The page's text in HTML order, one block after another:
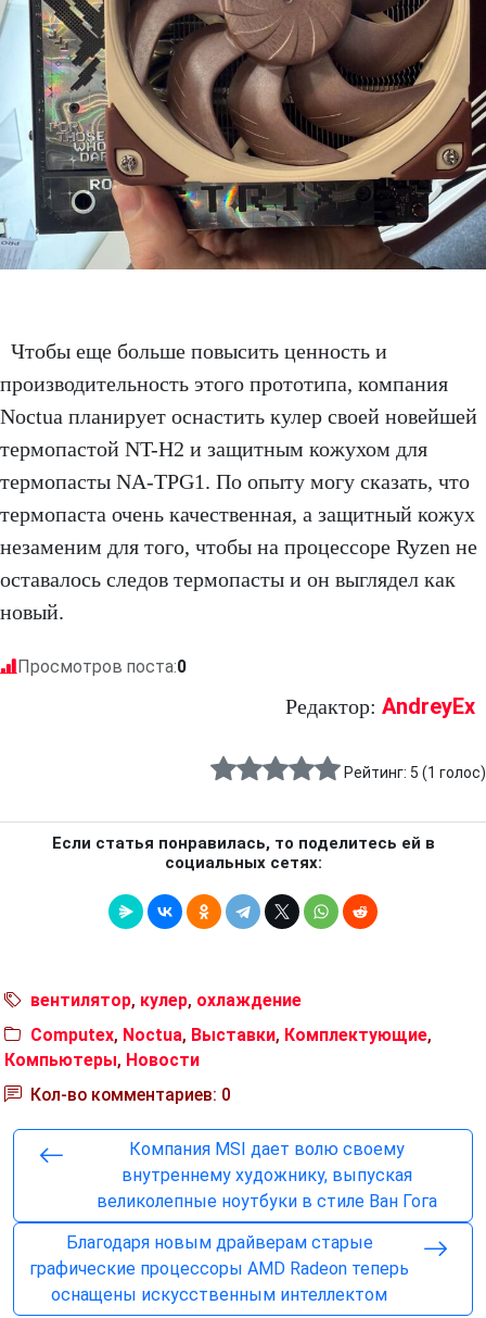
Чтобы еще больше повысить ценность и
производительность этого прототипа, компания
Noctua планирует оснастить кулер своей новейшей
термопастой NT-H2 и защитным кожухом для
термопасты NA-TPG1. По опыту могу сказать, что
термопаста очень качественная, а защитный кожух
незаменим для того, чтобы на процессоре Ryzen не
оставалось следов термопасты и он выглядел как
новый.
Просмотров поста:0
Редактор: AndreyEx
Рейтинг: 5 (1 голос)
Если статья понравилась, то поделитесь ей в
социальных сетях:
вентилятор, кулер, охлаждение
Computex, Noctua, Выставки, Комплектующие,
Компьютеры, Новости
Кол-во комментариев: 0
Компания MSI дает волю своему
внутреннему художнику, выпуская
великолепные ноутбуки в стиле Ван Гога
Благодаря новым драйверам старые
графические процессоры AMD Radeon теперь
оснащены искусственным интеллектом